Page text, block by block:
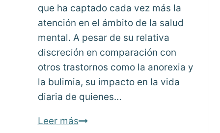
que ha captado cada vez más la
atención en el ámbito de la salud
mental. A pesar de su relativa
discreción en comparación con
otros trastornos como la anorexia y
la bulimia, su impacto en la vida
diaria de quienes…
Leer másEl